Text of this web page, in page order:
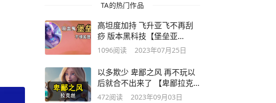
TA的热门作品
高坦度加持 飞升亚飞不再刮
痧 版本黑科技【堡垒亚
飞】|S9符文大陆
1096阅读 2023年07月25日
以多欺少 卑鄙之风 再不玩以
后就合不出来了 【卑鄙拉克
丝】
472阅读 2023年09月03日